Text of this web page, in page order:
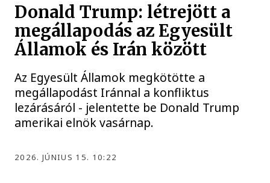
Donald Trump: létrejött a
megállapodás az Egyesült
Államok és Irán között
Az Egyesült Államok megkötötte a
megállapodást Iránnal a konfliktus
lezárásáról - jelentette be Donald Trump
amerikai elnök vasárnap.
2026. JÚNIUS 15. 10:22